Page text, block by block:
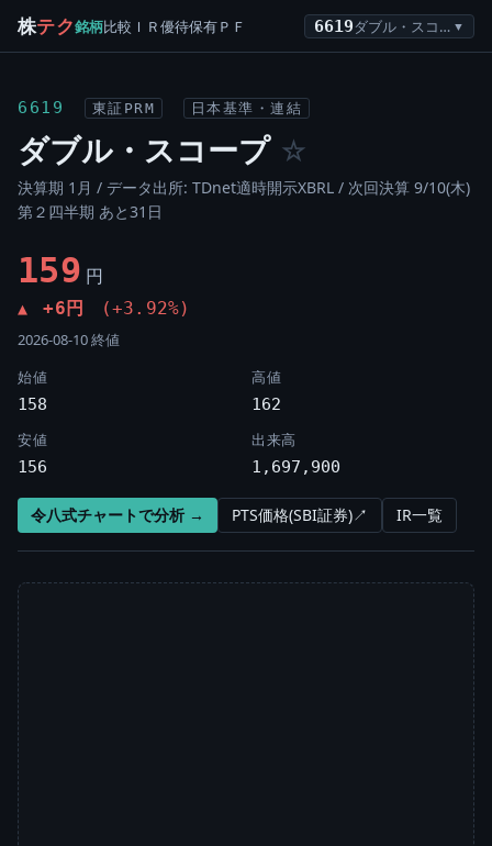
株テク銘柄比較 ＩＲ優待保有ＰＦ 6619 ダブル・スコープ ▼
6619 東証PRM 日本基準・連結
ダブル・スコープ ☆
決算期 1月 / データ出所: TDnet適時開示XBRL / 次回決算 9/10(木)
第２四半期 あと31日
159 円
▲ +6円 (+3.92%)
2026-08-10 終値
始値
158
高値
162
安値
156
出来高
1,697,900
令八式チャートで分析 → PTS価格(SBI証券)↗ IR一覧